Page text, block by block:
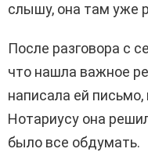
слышу, она там уже
После разговора с
что нашла важное
написала ей письмо,
Нотариусу она
было все обдумать.